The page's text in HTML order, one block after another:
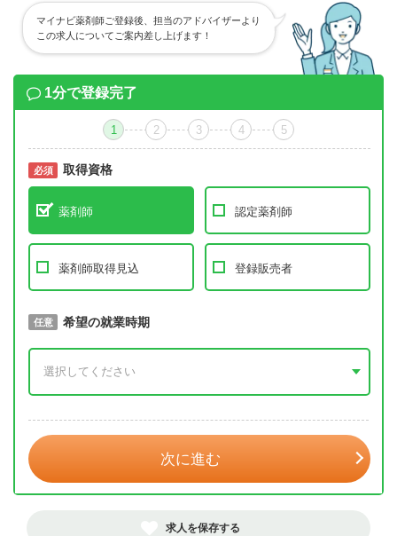
マイナビ薬剤師ご登録後、担当のアドバイザーより
この求人についてご案内差し上げます！
1分で登録完了
1 2 3 4 5
必須 取得資格
薬剤師 認定薬剤師
薬剤師取得見込 登録販売者
必須 取得予定年
任意 希望の就業時期
次に進む
求人を保存する